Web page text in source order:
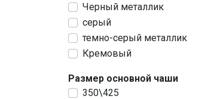
Черный металлик
серый
темно-серый металлик
Кремовый
Размер основной чаши
350\425